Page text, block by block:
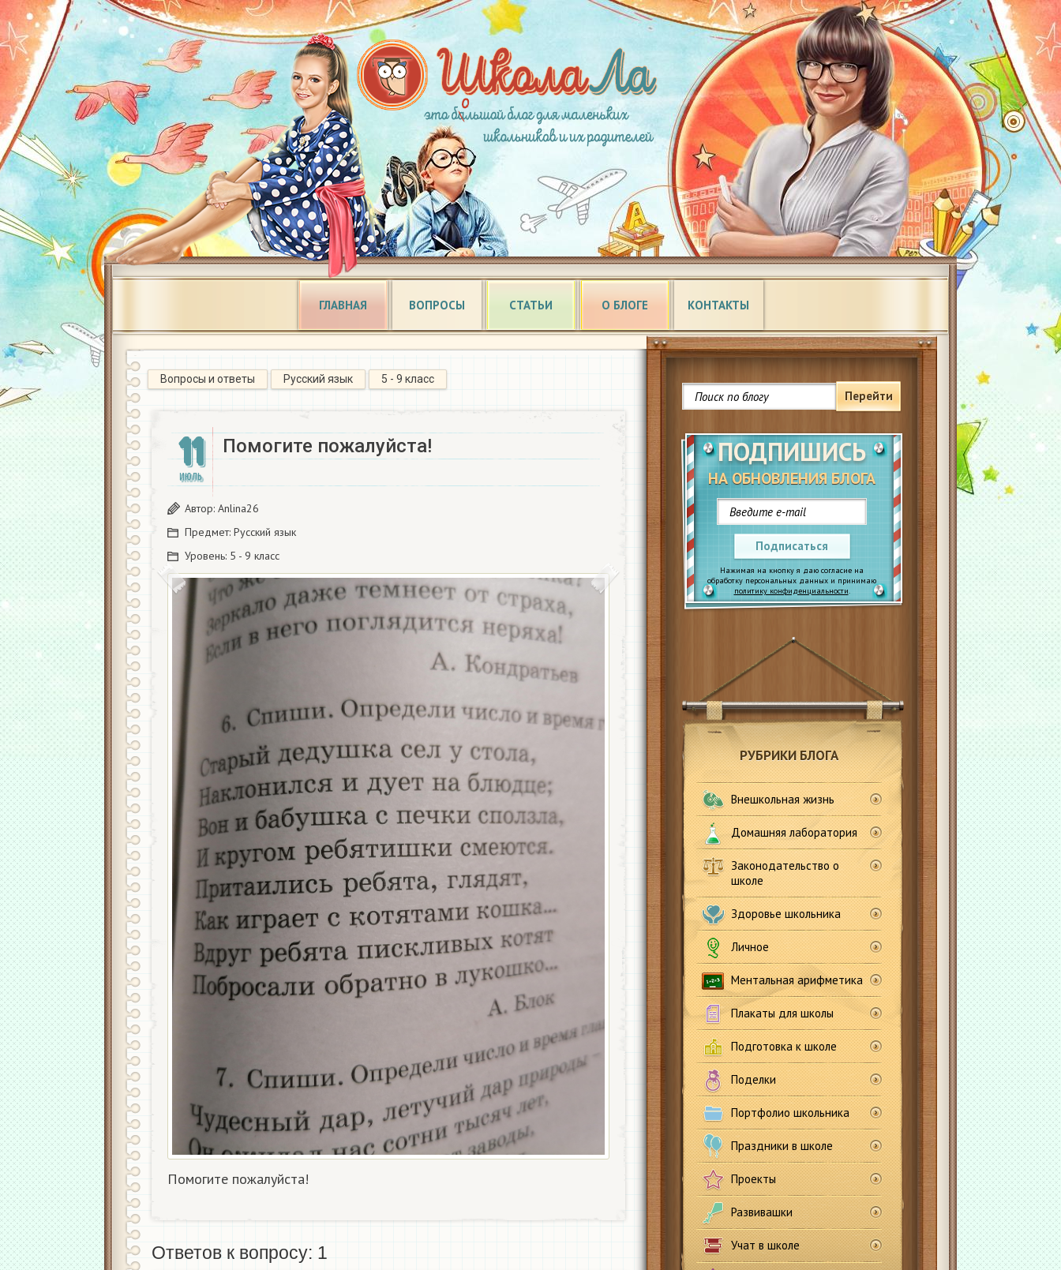
ГЛАВНАЯ ВОПРОСЫ СТАТЬИ О БЛОГЕ КОНТАКТЫ
Перейти
ПОДПИШИСЬ
НА ОБНОВЛЕНИЯ БЛОГА
Подписаться
Нажимая на кнопку я даю согласие на
обработку персональных данных и принимаю
политику конфиденциальности.
РУБРИКИ БЛОГА
Внешкольная жизнь
Домашняя лаборатория
Законодательство о
школе
Здоровье школьника
Личное
Ментальная арифметика
Плакаты для школы
Подготовка к школе
Поделки
Портфолио школьника
Праздники в школе
Проекты
Развивашки
Учат в школе
Вопросы и ответы Русский язык 5 - 9 класс
11
ИЮЛЬ
Помогите пожалуйста!
Автор: Anlina26
Предмет: Русский язык
Уровень: 5 - 9 класс
Помогите пожалуйста!
Ответов к вопросу: 1